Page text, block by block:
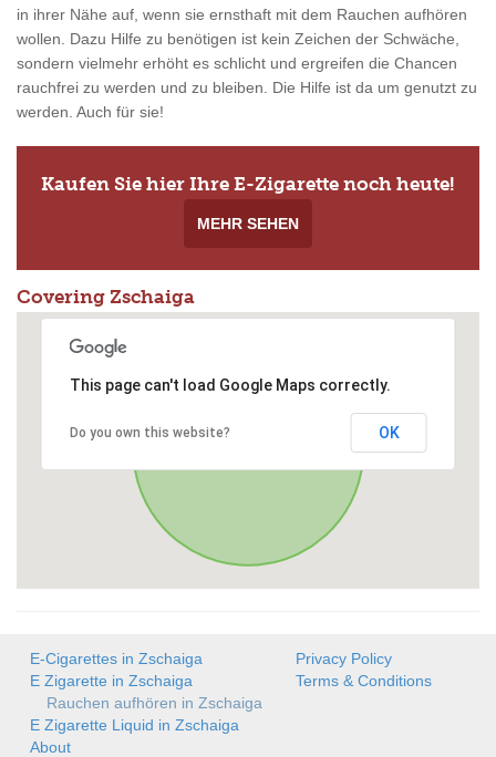
in ihrer Nähe auf, wenn sie ernsthaft mit dem Rauchen aufhören
wollen. Dazu Hilfe zu benötigen ist kein Zeichen der Schwäche,
sondern vielmehr erhöht es schlicht und ergreifen die Chancen
rauchfrei zu werden und zu bleiben. Die Hilfe ist da um genutzt zu
werden. Auch für sie!
Kaufen Sie hier Ihre E-Zigarette noch heute!
MEHR SEHEN
Covering Zschaiga
This page can't load Google Maps correctly.
Do you own this website? OK
E-Cigarettes in Zschaiga
E Zigarette in Zschaiga
Rauchen aufhören in Zschaiga
E Zigarette Liquid in Zschaiga
About
Privacy Policy
Terms & Conditions